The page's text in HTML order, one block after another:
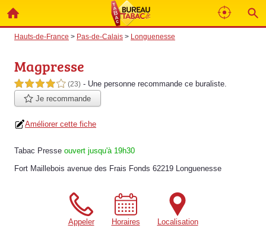
Hauts-de-France > Pas-de-Calais > Longuenesse
Magpresse
4,0 étoiles sur 5 (23) - Une personne recommande ce buraliste.
Je recommande
Améliorer cette fiche
Tabac Presse ouvert jusqu'à 19h30
Fort Maillebois avenue des Frais Fonds 62219 Longuenesse
Appeler Horaires Localisation